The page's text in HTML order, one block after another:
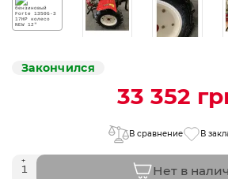
Закончился
33 352
В сравнение В
Нет в